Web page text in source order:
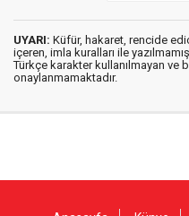
UYARI: Küfür, hakaret, rencide
içeren, imla kuralları ile
Türkçe karakter kullanılmayan ve
onaylanmamaktadır.